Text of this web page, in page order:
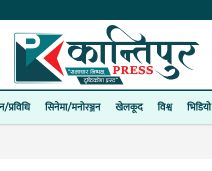
प्रविधि सिनेमा/मनोरञ्जन खेलकूद विश्व भिडियाे